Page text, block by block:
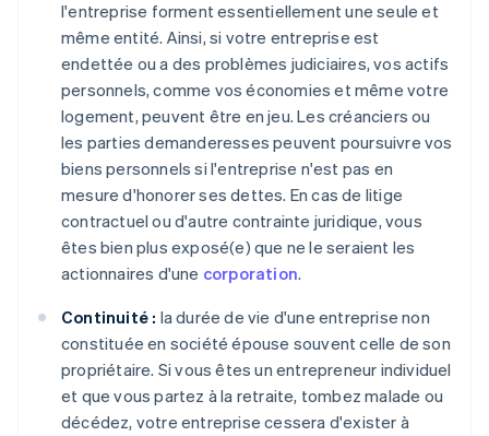
l'entreprise forment essentiellement une seule et
même entité. Ainsi, si votre entreprise est
endettée ou a des problèmes judiciaires, vos actifs
personnels, comme vos économies et même votre
logement, peuvent être en jeu. Les créanciers ou
les parties demanderesses peuvent poursuivre vos
biens personnels si l'entreprise n'est pas en
mesure d'honorer ses dettes. En cas de litige
contractuel ou d'autre contrainte juridique, vous
êtes bien plus exposé(e) que ne le seraient les
actionnaires d'une corporation.
Continuité : la durée de vie d'une entreprise non
constituée en société épouse souvent celle de son
propriétaire. Si vous êtes un entrepreneur individuel
et que vous partez à la retraite, tombez malade ou
décédez, votre entreprise cessera d'exister à